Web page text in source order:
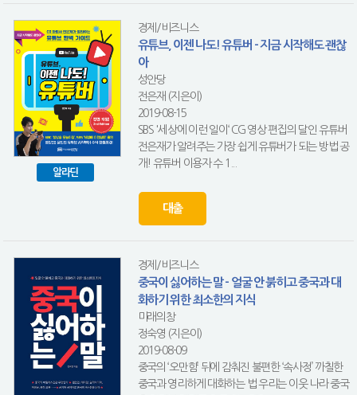
알라딘
경제/비즈니스
유튜브, 이젠 나도! 유튜버 - 지금 시작해도 괜찮
아
성안당
전은재 (지은이)
2019-08-15
SBS '세상에 이런 일이‘ CG 영상 편집의 달인 유튜버
전은재가 알려주는 가장 쉽게 유튜버가 되는 방법 공
개! 유튜버 이용자 수 1...
대출
경제/비즈니스
중국이 싫어하는 말 - 얼굴 안 붉히고 중국과 대
화하기 위한 최소한의 지식
미래의창
정숙영 (지은이)
2019-08-09
중국의 ‘오만함’ 뒤에 감춰진 불편한 ‘속사정’ 까칠한
중국과 영리하게 대화하는 법 우리는 이웃 나라 중국